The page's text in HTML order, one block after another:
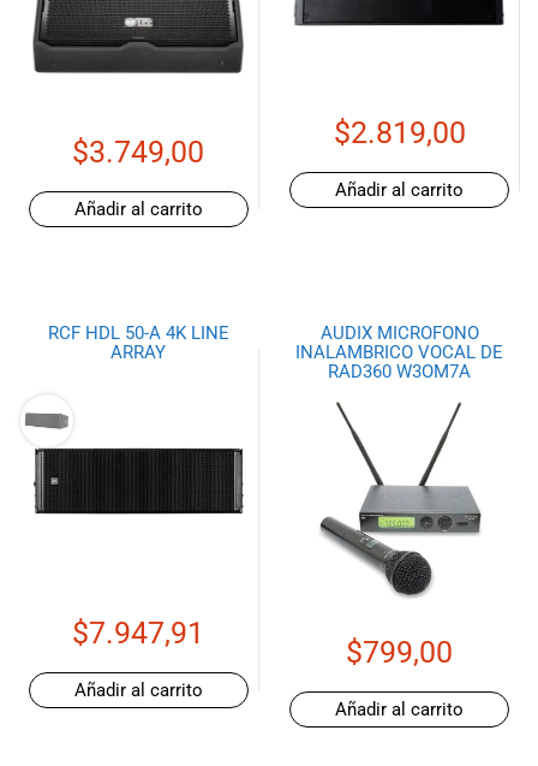
$3.749,00
Añadir al carrito
$2.819,00
Añadir al carrito
RCF HDL 50-A 4K LINE
ARRAY
$7.947,91
Añadir al carrito
AUDIX MICROFONO
INALAMBRICO VOCAL DE
RAD360 W3OM7A
$799,00
Añadir al carrito